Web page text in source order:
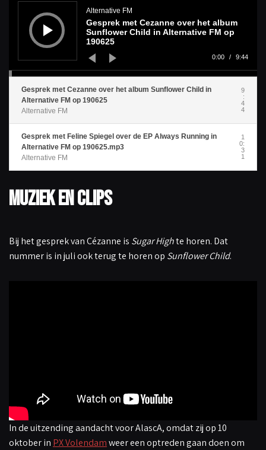
Alternative FM
Gesprek met Cezanne over het album
Sunflower Child in Alternative FM op
190625
0:00 / 9:44
Gesprek met Cezanne over het album Sunflower Child in
Alternative FM op 190625
Alternative FM
9
:
4
4
Gesprek met Feline Spiegel over de EP Always Running in
Alternative FM op 190625.mp3
Alternative FM
1
0:
3
1
Muziek en clips
Bij het gesprek van Cézanne is Sugar Highte horen. Dat
nummer is in juli ook terug te horen op Sunflower Child.
In de uitzending aandacht voor AlascA, omdat zij op 10
oktober in PX Volendamweer een optreden gaan doen om